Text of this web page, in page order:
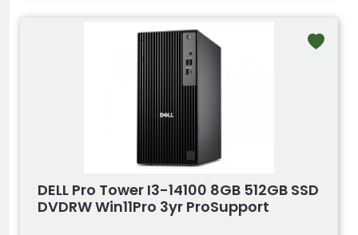
DELL Pro Tower I3-14100 8GB 512GB SSD
DVDRW Win11Pro 3yr ProSupport